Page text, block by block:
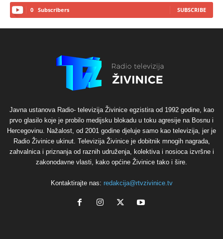
0 Subscribers SUBSCRIBE
Javna ustanova Radio- televizija Živinice egzistira od 1992 godine, kao
prvo glasilo koje je probilo medijsku blokadu u toku agresije na Bosnu i
Hercegovinu. Nažalost, od 2001 godine djeluje samo kao televizija, jer je
Radio Živinice ukinut. Televizija Živinice je dobitnik mnogih nagrada,
zahvalnica i priznanja od raznih udruženja, kolektiva i nosioca izvršne i
zakonodavne vlasti, kako općine Živinice tako i šire.
Kontaktirajte nas: redakcija@rtvzivinice.tv